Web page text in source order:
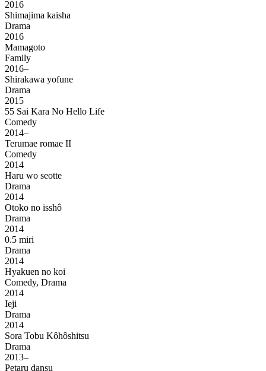
2016
Shimajima kaisha
Drama
2016
Mamagoto
Family
2016–
Shirakawa yofune
Drama
2015
55 Sai Kara No Hello Life
Comedy
2014–
Terumae romae II
Comedy
2014
Haru wo seotte
Drama
2014
Otoko no isshô
Drama
2014
0.5 miri
Drama
2014
Hyakuen no koi
Comedy, Drama
2014
Ieji
Drama
2014
Sora Tobu Kôhôshitsu
Drama
2013–
Petaru dansu